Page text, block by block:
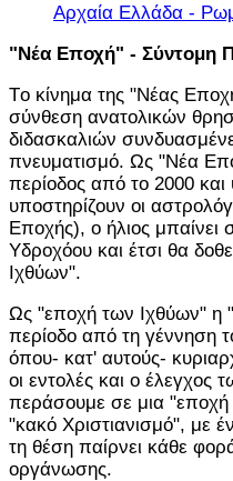
Αρχαία Ελλάδα -
"Νέα Εποχή" - Σύντομη
Tο κίνημα της "Νέας
σύνθεση ανατολικών
διδασκαλιών
πνευματισμό. Ως "Νέα
περίοδος από το 2000
υποστηρίζουν οι
Εποχής), ο ήλιος μπαίνει
Υδροχόου και έτσι θα
Ιχθύων".
Ως "εποχή των Ιχθύων" η
περίοδο από τη γέννηση
όπου- κατ' αυτούς-
οι εντολές και ο
περάσουμε σε μια
"κακό Χριστιανισμό", με
τη θέση παίρνει κάθε
οργάνωσης.